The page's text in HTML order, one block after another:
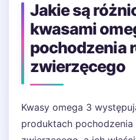
Jakie są
kwasami
pochodzenia
zwierzęcego
Kwasy omega 3
produktach pochodzenia